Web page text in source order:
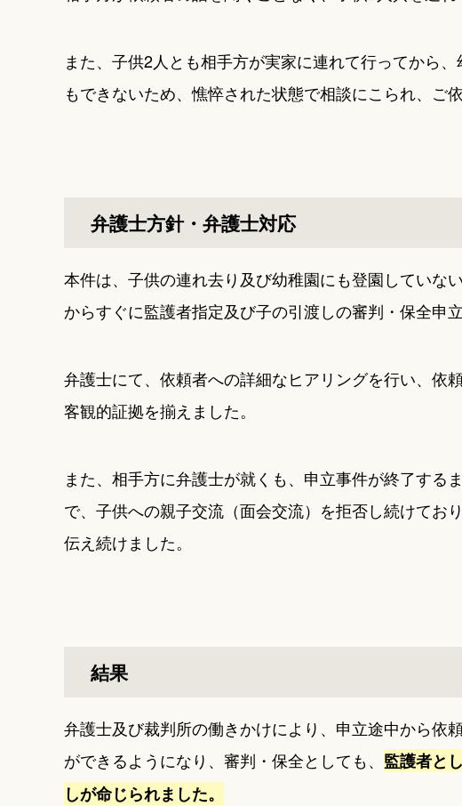
また、子供2人とも相手方が実家に連れて行ってから
もできないため、憔悴された状態で相談にこられ、ご
弁護士方針・弁護士対応
本件は、子供の連れ去り及び幼稚園にも登園していな
からすぐに監護者指定及び子の引渡しの審判・保全申立
弁護士にて、依頼者への詳細なヒアリングを行い、依
客観的証拠を揃えました。
また、相手方に弁護士が就くも、申立事件が終了する
で、子供への親子交流（面会交流）を拒否し続けてお
伝え続けました。
結果
弁護士及び裁判所の働きかけにより、申立途中から依
ができるようになり、審判・保全としても、 監護者と
しが命じられました。